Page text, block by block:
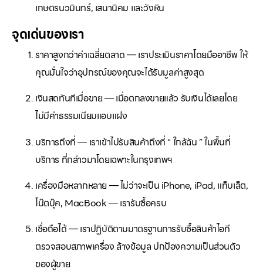
เกษตรนวมินทร์, เสนานิคม และวังหิน
จุดเด่นของเรา
ราคาสูงกว่าค่าเฉลี่ยตลาด — เราประเมินราคาโดยมืออาชีพ ให้
คุณมั่นใจว่าอุปกรณ์ของคุณจะได้รับมูลค่าสูงสุด
เงินสดทันทีเมื่อขาย — เมื่อตกลงขายแล้ว รับเงินได้เลยโดย
ไม่มีค่าธรรมเนียมแอบแฝง
บริการถึงที่ — เราเข้าไปรับสินค้าถึงที่ “ ใกล้ฉัน ” ในพื้นที่
บริการ ที่กล่าวมาโดยเฉพาะในกรุงเทพฯ
เครื่องมือหลากหลาย — ไม่ว่าจะเป็น iPhone, iPad, แท็บเล็ต,
โน๊ตบุ๊ค, MacBook — เรารับซื้อครบ
เชื่อถือได้ — เราปฏิบัติตามมาตรฐานการรับซื้อสินค้าไอที
ตรวจสอบสภาพเครื่อง ล้างข้อมูล ปกป้องความเป็นส่วนตัว
ของผู้ขาย